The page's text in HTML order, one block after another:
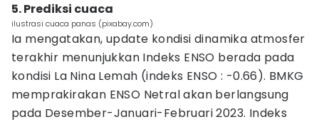
5. Prediksi cuaca
ilustrasi cuaca panas (pixabay.com)
Ia mengatakan, update kondisi dinamika atmosfer
terakhir menunjukkan Indeks ENSO berada pada
kondisi La Nina Lemah (indeks ENSO : -0.66). BMKG
memprakirakan ENSO Netral akan berlangsung
pada Desember-Januari-Februari 2023. Indeks